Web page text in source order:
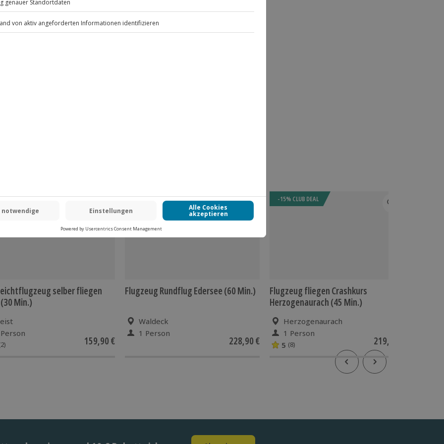
das Erlebnis verschoben (die
die Wetterlage eine eigene
selber fliegen
Min.)
159,90 €
-15% CLUB DEAL
Flugzeug Rundflug Edersee (60 Min.)
Waldeck
1 Person
228,90 €
-15% CLUB DEAL
Flugzeug fliegen Crashkurs
Herzogenaurach (45 Min.)
Herzogenaurach
1 Person
5 (8) 219,90 €